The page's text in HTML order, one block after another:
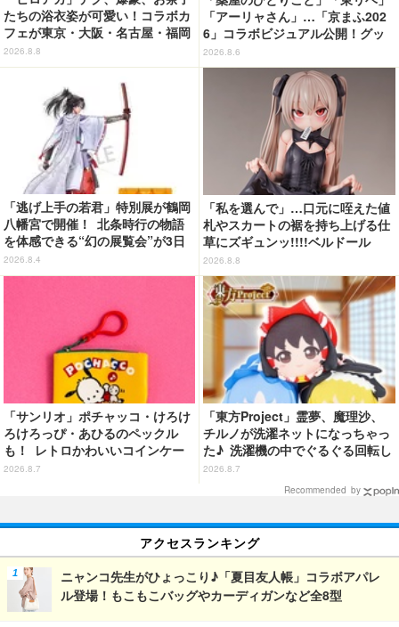
たちの浴衣姿が可愛い！コラボカ
フェが東京・大阪・名古屋・福岡
で開催
2026.8.8
「アーリャさん」…「京まふ202
6」コラボビジュアル公開！グッ
ズなどの最新情報も
2026.8.6
「逃げ上手の若君」特別展が鶴岡
八幡宮で開催！ 北条時行の物語
を体感できる“幻の展覧会”が3日
間限定で登場【8/28～30】
2026.8.4
「私を選んで」…口元に咥えた値
札やスカートの裾を持ち上げる仕
草にズギュンッ!!!!ベルドール
「ロゼ」がフィギュアで新登場
2026.8.8
「サンリオ」ポチャッコ・けろけ
ろけろっぴ・あひるのペックル
も！ レトロかわいいコインケー
ス第2弾がカプセルトイに登場♪
2026.8.7
「東方Project」霊夢、魔理沙、
チルノが洗濯ネットになっちゃっ
た♪ 洗濯機の中でぐるぐる回転し
続ける姿を思わず眺めたくなっち
2026.8.7
Recommended by
アクセスランキング
ニャンコ先生がひょっこり♪「夏目友人帳」コラボアパレ
ル登場！もこもこバッグやカーディガンなど全8型